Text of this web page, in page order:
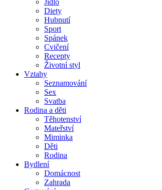
Jídlo
Diety
Hubnutí
Sport
Spánek
Cvičení
Recepty
Životní styl
Vztahy
Seznamování
Sex
Svatba
Rodina a děti
Těhotenství
Mateřství
Miminka
Děti
Rodina
Bydlení
Domácnost
Zahrada